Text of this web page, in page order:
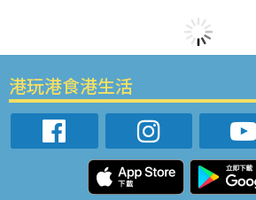
港玩港食港生活